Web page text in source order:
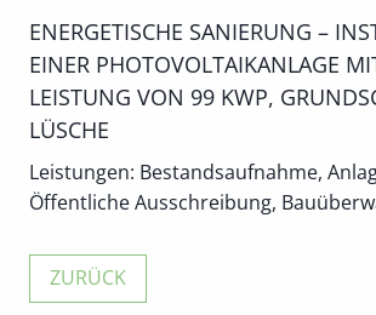
ENERGETISCHE SANIERUNG –
EINER PHOTOVOLTAIKANLAGE
LEISTUNG VON 99 KWP,
LÜSCHE
Leistungen: Bestandsaufnahme,
Öffentliche Ausschreibung,